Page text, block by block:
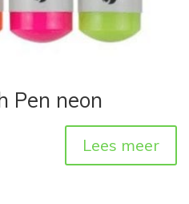
Pen neon
Lees meer